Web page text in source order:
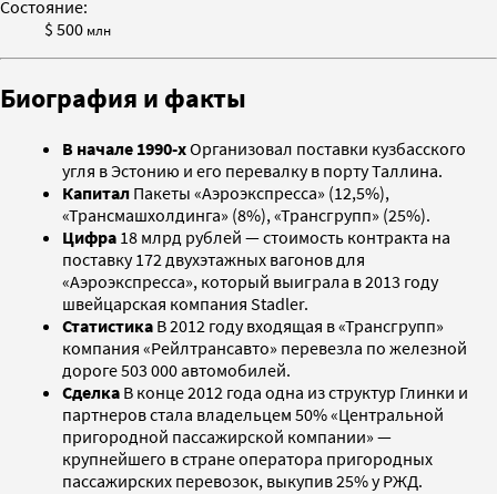
Состояние:
$ 500 млн
Биография и факты
В начале 1990-хОрганизовал поставки кузбасского
угля в Эстонию и его перевалку в порту Таллина.
Капитал Пакеты «Аэроэкспресса» (12,5%),
«Трансмашхолдинга» (8%), «Трансгрупп» (25%).
Цифра 18 млрд рублей — стоимость контракта на
поставку 172 двухэтажных вагонов для
«Аэроэкспресса», который выиграла в 2013 году
швейцарская компания Stadler.
Статистика В 2012 году входящая в «Трансгрупп»
компания «Рейлтрансавто» перевезла по железной
дороге 503 000 автомобилей.
Сделка В конце 2012 года одна из структур Глинки и
партнеров стала владельцем 50% «Центральной
пригородной пассажирской компании» —
крупнейшего в стране оператора пригородных
пассажирских перевозок, выкупив 25% у РЖД.